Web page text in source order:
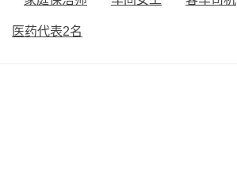
医药代表2名